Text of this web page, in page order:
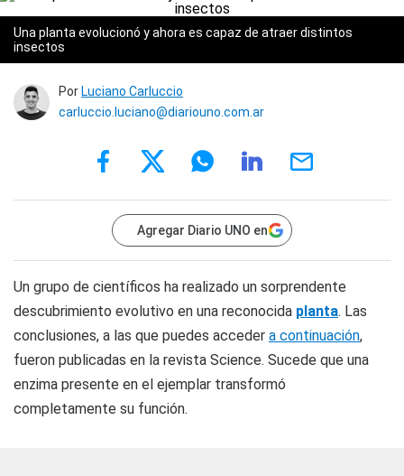
Una planta evolucionó y ahora es capaz de atraer distintos
insectos
Por Luciano Carluccio
carluccio.luciano@diariouno.com.ar
Agregar Diario UNO en
Un grupo de científicos ha realizado un sorprendente
descubrimiento evolutivo en una reconocida planta. Las
conclusiones, a las que puedes acceder a continuación,
fueron publicadas en la revista Science. Sucede que una
enzima presente en el ejemplar transformó
completamente su función.